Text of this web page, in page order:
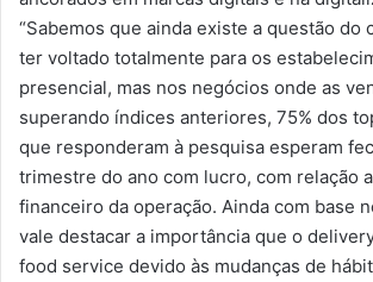
“Sabemos que ainda existe a questão do
ter voltado totalmente para os
presencial, mas nos negócios onde as
superando índices anteriores, 75% dos
que responderam à pesquisa esperam
trimestre do ano com lucro, com relação
financeiro da operação. Ainda com base
vale destacar a importância que o
food service devido às mudanças de